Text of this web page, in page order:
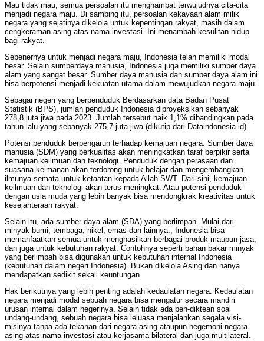
Mau tidak mau, semua persoalan itu menghambat terwujudnya cita-cita
menjadi negara maju. Di samping itu, persoalan kekayaan alam milik
negara yang sejatinya dikelola untuk kepentingan rakyat, masih dalam
cengkeraman asing atas nama investasi. Ini menambah kesulitan hidup
bagi rakyat.
Sebenernya untuk menjadi negara maju, Indonesia telah memiliki modal
besar. Selain sumberdaya manusia, Indonesia juga memiliki sumber daya
alam yang sangat besar. Sumber daya manusia dan sumber daya alam ini
bisa berpotensi menjadi kekuatan utama dalam mewujudkan negara maju.
Sebagai negeri yang berpenduduk Berdasarkan data Badan Pusat
Statistik (BPS), jumlah penduduk Indonesia diproyeksikan sebanyak
278,8 juta jiwa pada 2023. Jumlah tersebut naik 1,1% dibandingkan pada
tahun lalu yang sebanyak 275,7 juta jiwa (dikutip dari Dataindonesia.id).
Potensi penduduk berpengaruh terhadap kemajuan negara. Sumber daya
manusia (SDM) yang berkualitas akan meningkatkan taraf berpikir serta
kemajuan keilmuan dan teknologi. Penduduk dengan perasaan dan
suasana keimanan akan terdorong untuk belajar dan mengembangkan
ilmunya semata untuk ketaatan kepada Allah SWT. Dari sini, kemajuan
keilmuan dan teknologi akan terus meningkat. Atau potensi penduduk
dengan usia muda yang lebih banyak bisa mendongkrak kreativitas untuk
kesejahteraan rakyat.
Selain itu, ada sumber daya alam (SDA) yang berlimpah. Mulai dari
minyak bumi, tembaga, nikel, emas dan lainnya., Indonesia bisa
memanfaatkan semua untuk menghasilkan berbagai produk maupun jasa,
dan juga untuk kebutuhan rakyat. Contohnya seperti bahan bakar minyak
yang berlimpah bisa digunakan untuk kebutuhan internal Indonesia
(kebutuhan dalam negeri Indonesia). Bukan dikelola Asing dan hanya
mendapatkan sedikit sekali keuntungan.
Hak berikutnya yang lebih penting adalah kedaulatan negara. Kedaulatan
negara menjadi modal sebuah negara bisa mengatur secara mandiri
urusan internal dalam negerinya. Selain tidak ada pen-diktean soal
undang-undang, sebuah negara bisa leluasa menjalankan segala visi-
misinya tanpa ada tekanan dari negara asing ataupun hegemoni negara
asing atas nama investasi atau kerjasama bilateral dan juga multilateral.